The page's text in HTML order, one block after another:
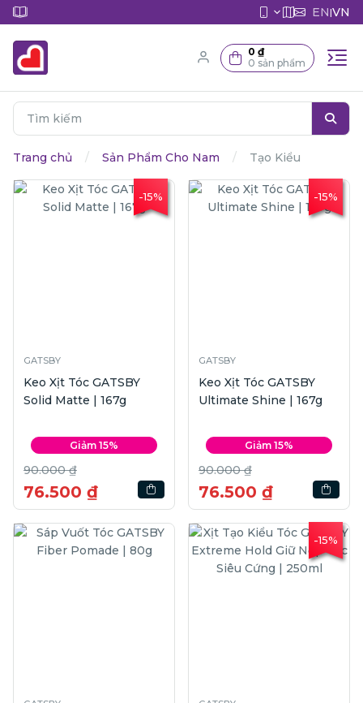
EN|VN
0 ₫
0 sản phẩm
Trang chủ Sản Phẩm Cho Nam Tạo Kiểu
-15%
GATSBY
Keo Xịt Tóc GATSBY
Solid Matte | 167g
Giảm 15%
90.000 ₫
76.500 ₫
-15%
GATSBY
Keo Xịt Tóc GATSBY
Ultimate Shine | 167g
Giảm 15%
90.000 ₫
76.500 ₫
-15%